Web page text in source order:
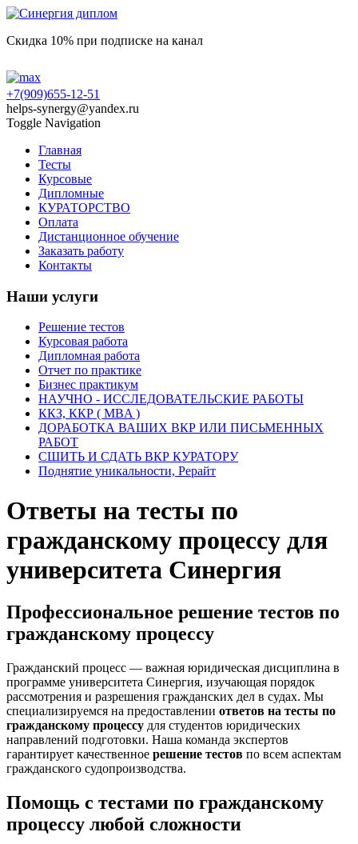
Скидка 10% при подписке на канал
+7(909)655-12-51
helps-synergy@yandex.ru
Toggle Navigation
Главная
Тесты
Курсовые
Дипломные
КУРАТОРСТВО
Оплата
Дистанционное обучение
Заказать работу
Контакты
Наши услуги
Решение тестов
Курсовая работа
Дипломная работа
Отчет по практике
Бизнес практикум
НАУЧНО - ИССЛЕДОВАТЕЛЬСКИЕ РАБОТЫ
ККЗ, ККР ( MBA )
ДОРАБОТКА ВАШИХ ВКР ИЛИ ПИСЬМЕННЫХ
РАБОТ
СШИТЬ И СДАТЬ ВКР КУРАТОРУ
Поднятие уникальности, Рерайт
Ответы на тесты по
гражданскому процессу для
университета Синергия
Профессиональное решение тестов по
гражданскому процессу
Гражданский процесс — важная юридическая дисциплина в
программе университета Синергия, изучающая порядок
рассмотрения и разрешения гражданских дел в судах. Мы
специализируемся на предоставлении ответов на тесты по
гражданскому процессу для студентов юридических
направлений подготовки. Наша команда экспертов
гарантирует качественное решение тестов по всем аспектам
гражданского судопроизводства.
Помощь с тестами по гражданскому
процессу любой сложности